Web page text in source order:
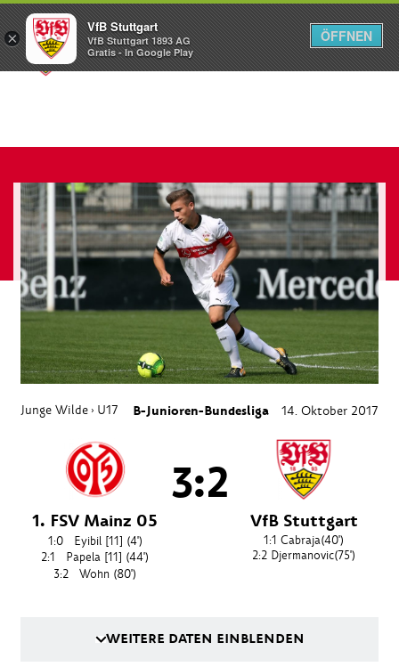
Menü
Junge Wilde › U17 B-Junioren-Bundesliga 14. Oktober 2017
1. FSV Mainz 05
1:0 Eyibil [11] (4')
2:1
Papela [11] (44')
3:2
Wohn (80')
3:2
VfB Stuttgart
1:1 Cabraja(40')
2:2 Djermanovic(75')
WEITERE DATEN EINBLENDEN
×
VfB Stuttgart
VfB Stuttgart 1893 AG
Gratis - In Google Play
ÖFFNEN